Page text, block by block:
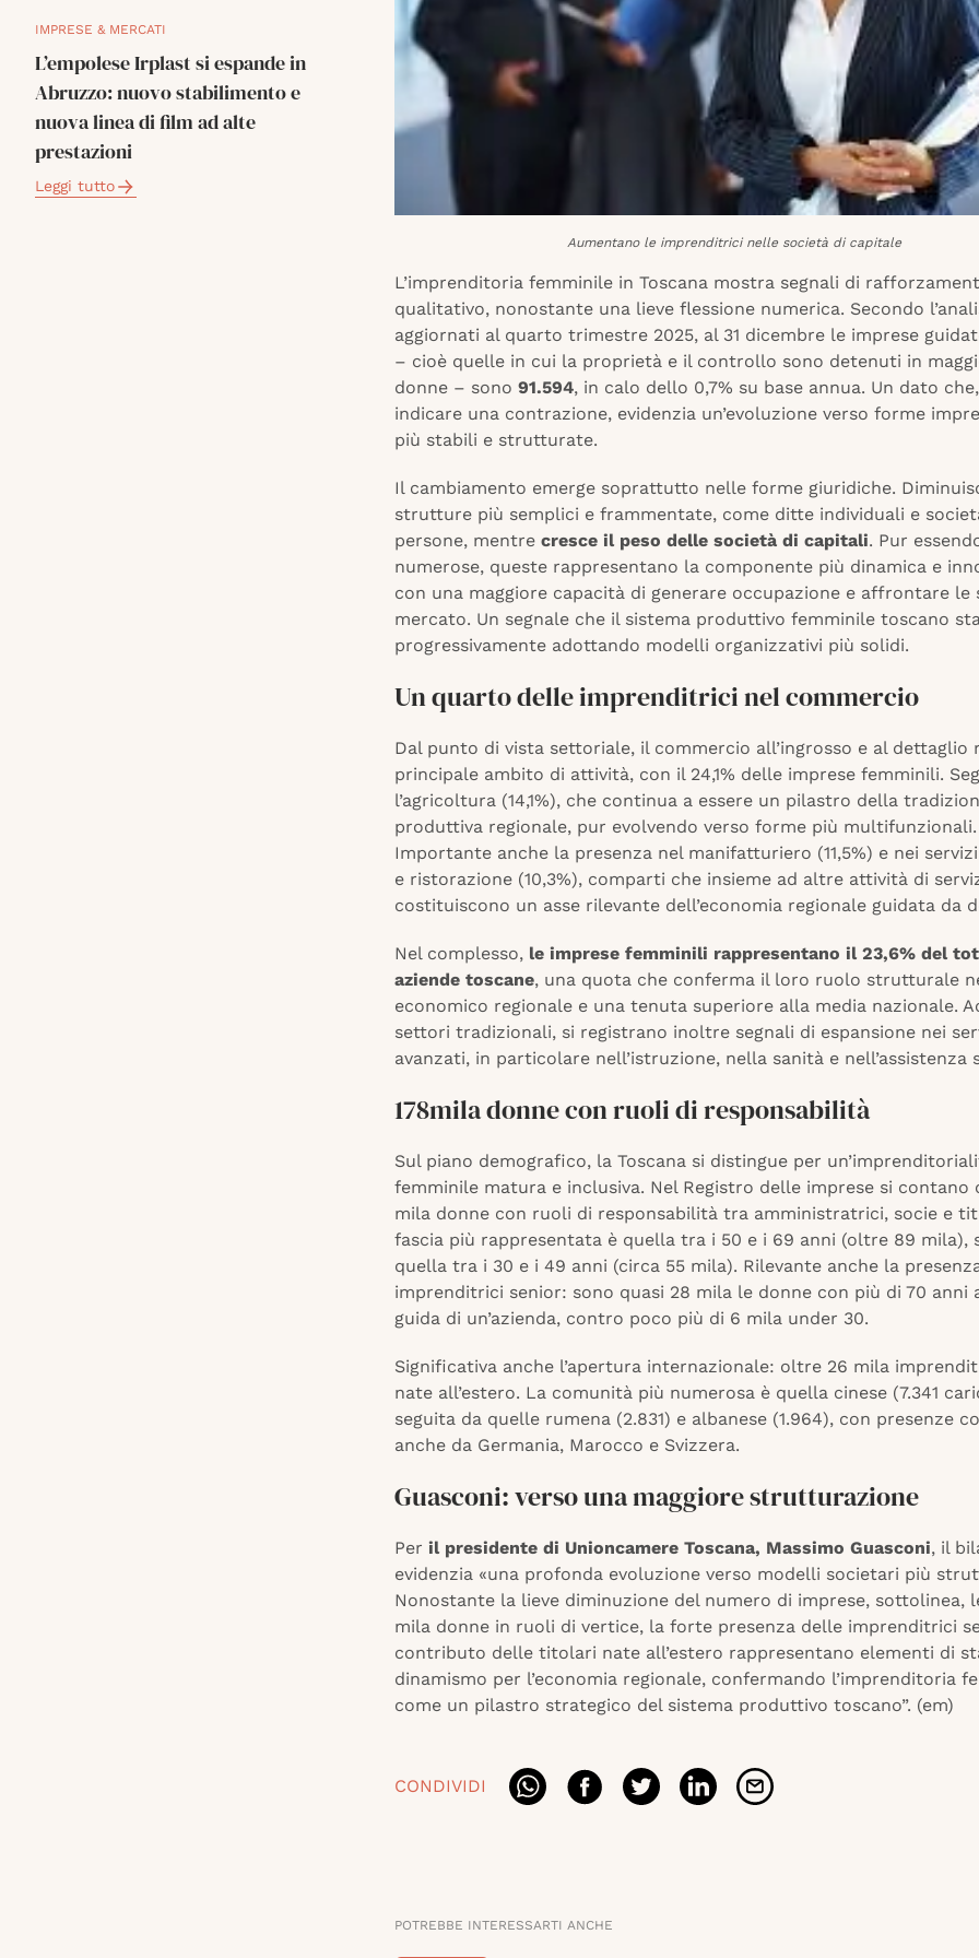
IMPRESE & MERCATI
L’empolese Irplast si espande in
Abruzzo: nuovo stabilimento e
nuova linea di film ad alte
prestazioni
Leggi tutto
Aumentano le imprenditrici nelle società di capitale
L’imprenditoria femminile in Toscana mostra segnali di
qualitativo, nonostante una lieve flessione numerica. Secondo
aggiornati al quarto trimestre 2025, al 31 dicembre le imprese
– cioè quelle in cui la proprietà e il controllo sono detenuti in
donne – sono 91.594, in calo dello 0,7% su base annua. Un dato
indicare una contrazione, evidenzia un’evoluzione verso forme
più stabili e strutturate.
Il cambiamento emerge soprattutto nelle forme giuridiche.
strutture più semplici e frammentate, come ditte individuali e
persone, mentre cresce il peso delle società di capitali. Pur
numerose, queste rappresentano la componente più dinamica e
con una maggiore capacità di generare occupazione e affrontare le
mercato. Un segnale che il sistema produttivo femminile toscano
progressivamente adottando modelli organizzativi più solidi.
Un quarto delle imprenditrici nel commercio
Dal punto di vista settoriale, il commercio all’ingrosso e al dettaglio
principale ambito di attività, con il 24,1% delle imprese femminili.
l’agricoltura (14,1%), che continua a essere un pilastro della
produttiva regionale, pur evolvendo verso forme più multifunzionali.
Importante anche la presenza nel manifatturiero (11,5%) e nei
e ristorazione (10,3%), comparti che insieme ad altre attività di
costituiscono un asse rilevante dell’economia regionale guidata da
Nel complesso, le imprese femminili rappresentano il 23,6% del
aziende toscane, una quota che conferma il loro ruolo strutturale
economico regionale e una tenuta superiore alla media nazionale.
settori tradizionali, si registrano inoltre segnali di espansione nei
avanzati, in particolare nell’istruzione, nella sanità e nell’assistenza
178mila donne con ruoli di responsabilità
Sul piano demografico, la Toscana si distingue per
femminile matura e inclusiva. Nel Registro delle imprese si contano
mila donne con ruoli di responsabilità tra amministratrici, socie e
fascia più rappresentata è quella tra i 50 e i 69 anni (oltre 89 mila),
quella tra i 30 e i 49 anni (circa 55 mila). Rilevante anche la
imprenditrici senior: sono quasi 28 mila le donne con più di 70 anni
guida di un’azienda, contro poco più di 6 mila under 30.
Significativa anche l’apertura internazionale: oltre 26 mila
nate all’estero. La comunità più numerosa è quella cinese (7.341
seguita da quelle rumena (2.831) e albanese (1.964), con presenze
anche da Germania, Marocco e Svizzera.
Guasconi: verso una maggiore strutturazione
Per il presidente di Unioncamere Toscana, Massimo Guasconi, il
evidenzia «una profonda evoluzione verso modelli societari più
Nonostante la lieve diminuzione del numero di imprese, sottolinea,
mila donne in ruoli di vertice, la forte presenza delle imprenditrici
contributo delle titolari nate all’estero rappresentano elementi di
dinamismo per l’economia regionale, confermando l’imprenditoria
come un pilastro strategico del sistema produttivo toscano”. (em)
CONDIVIDI
POTREBBE INTERESSARTI ANCHE